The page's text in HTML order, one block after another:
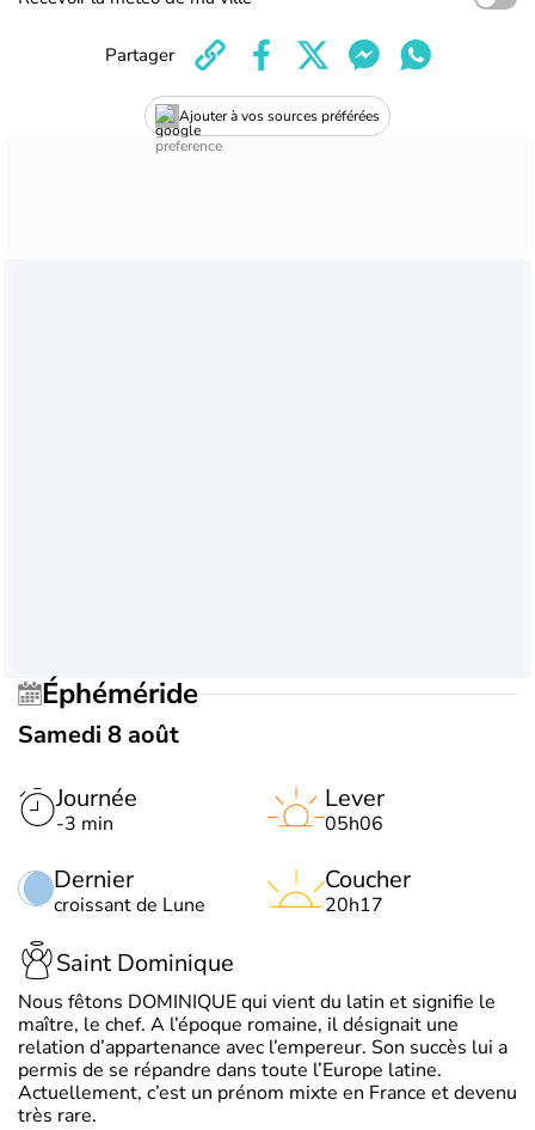
Ajouter à vos sources préférées
Partager
Éphéméride
Samedi 8 août
Journée
-3 min
Dernier
croissant de Lune
Lever
05h06
Coucher
20h17
Saint Dominique
Nous fêtons DOMINIQUE qui vient du latin et signifie le
maître, le chef. A l’époque romaine, il désignait une
relation d’appartenance avec l’empereur. Son succès lui a
permis de se répandre dans toute l’Europe latine.
Actuellement, c’est un prénom mixte en France et devenu
très rare.